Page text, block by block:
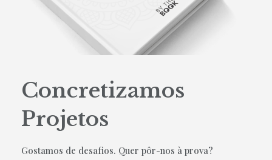
Concretizamos
Projetos
Gostamos de desafios. Quer pôr-nos à prova?